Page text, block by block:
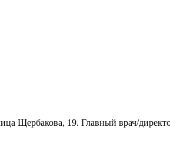
Щербакова, 19. Главный врач/